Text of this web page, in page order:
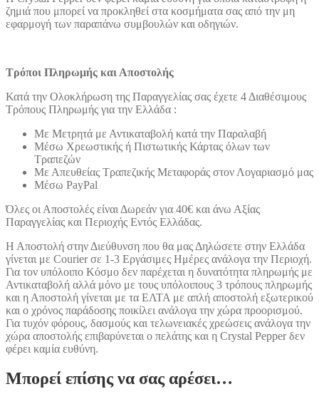
ζημιά που μπορεί να προκληθεί στα κοσμήματα σας από την μη
εφαρμογή των παραπάνω συμβουλών και οδηγιών.
Τρόποι Πληρωμής και Αποστολής
Κατά την Ολοκλήρωση της Παραγγελίας σας έχετε 4 Διαθέσιμους
Τρόπους Πληρωμής για την Ελλάδα :
Με Μετρητά με Αντικαταβολή κατά την Παραλαβή
Μέσω Χρεωστικής ή Πιστωτικής Κάρτας όλων των
Τραπεζών
Με Απευθείας Τραπεζικής Μεταφοράς στον Λογαριασμό μας
Μέσω PayPal
Όλες οι Αποστολές είναι Δωρεάν για 40€ και άνω Αξίας
Παραγγελίας και Περιοχής Εντός Ελλάδας.
Η Αποστολή στην Διεύθυνση που θα μας Δηλώσετε στην Ελλάδα
γίνεται με Courier σε 1-3 Εργάσιμες Ημέρες ανάλογα την Περιοχή.
Για τον υπόλοιπο Κόσμο δεν παρέχεται η δυνατότητα πληρωμής με
Αντικαταβολή αλλά μόνο με τους υπόλοιπους 3 τρόπους πληρωμής
και η Αποστολή γίνεται με τα ΕΛΤΑ με απλή αποστολή εξωτερικού
και ο χρόνος παράδοσης ποικίλει ανάλογα την χώρα προορισμού.
Για τυχόν φόρους, δασμούς και τελωνειακές χρεώσεις ανάλογα την
χώρα αποστολής επιβαρύνεται ο πελάτης και η Crystal Pepper δεν
φέρει καμία ευθύνη.
Μπορεί επίσης να σας αρέσει…